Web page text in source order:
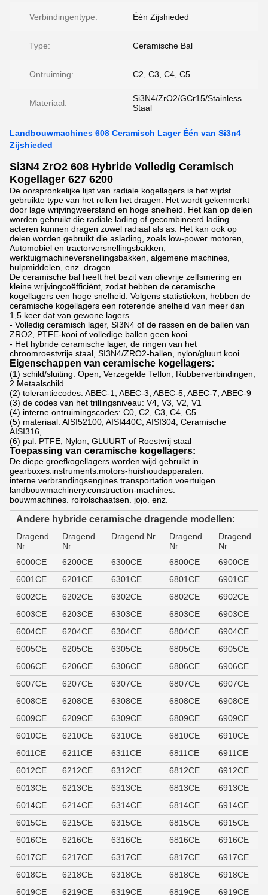
Verbindingentype: Één Zijshieded
Type: Ceramische Bal
Ontruiming: C2, C3, C4, C5
Materiaal:
Si3N4/ZrO2/GCr15/Stainless
Staal
Landbouwmachines 608 Ceramisch Lager Één van Si3n4
Zijshieded
Si3N4 ZrO2 608 Hybride Volledig Ceramisch
Kogellager 627 6200
De oorspronkelijke lijst van radiale kogellagers is het wijdst
gebruikte type van het rollen het dragen. Het wordt gekenmerkt
door lage wrijvingweerstand en hoge snelheid. Het kan op delen
worden gebruikt die radiale lading of gecombineerd lading
acteren kunnen dragen zowel radiaal als as. Het kan ook op
delen worden gebruikt die aslading, zoals low-power motoren,
Automobiel en tractorversnellingsbakken,
werktuigmachineversnellingsbakken, algemene machines,
hulpmiddelen, enz. dragen.
De ceramische bal heeft het bezit van olievrije zelfsmering en
kleine wrijvingcoëfficiënt, zodat hebben de ceramische
kogellagers een hoge snelheid. Volgens statistieken, hebben de
ceramische kogellagers een roterende snelheid van meer dan
1,5 keer dat van gewone lagers.
- Volledig ceramisch lager, SI3N4 of de rassen en de ballen van
ZRO2, PTFE-kooi of volledige ballen geen kooi.
- Het hybride ceramische lager, de ringen van het
chroomroestvrije staal, SI3N4/ZRO2-ballen, nylon/gluurt kooi.
Eigenschappen van ceramische kogellagers:
(1) schild/sluiting: Open, Verzegelde Teflon, Rubberverbindingen,
2 Metaalschild
(2) tolerantiecodes: ABEC-1, ABEC-3, ABEC-5, ABEC-7, ABEC-9
(3) de codes van het trillingsniveau: V4, V3, V2, V1
(4) interne ontruimingscodes: C0, C2, C3, C4, C5
(5) materiaal: AISI52100, AISI440C, AISI304, Ceramische
AISI316,
(6) pal: PTFE, Nylon, GLUURT of Roestvrij staal
Toepassing van ceramische kogellagers:
De diepe groefkogellagers worden wijd gebruikt in
gearboxes.instruments.motors-huishoudapparaten.
interne verbrandingsengines.transportation voertuigen.
landbouwmachinery.construction-machines.
bouwmachines. rolrolschaatsen. jojo. enz.
Andere hybride ceramische dragende modellen:
Dragend
Nr
Dragend
Nr
Dragend Nr
Dragend
Nr
Dragend
Nr
6000CE
6200CE 6300CE 6800CE
6900CE
6001CE
6201CE 6301CE 6801CE
6901CE
6002CE
6202CE 6302CE 6802CE
6902CE
6003CE
6203CE 6303CE 6803CE
6903CE
6004CE
6204CE 6304CE 6804CE
6904CE
6005CE
6205CE 6305CE 6805CE
6905CE
6006CE
6206CE 6306CE 6806CE
6906CE
6007CE
6207CE 6307CE 6807CE
6907CE
6008CE
6208CE 6308CE 6808CE
6908CE
6009CE
6209CE 6309CE 6809CE
6909CE
6010CE
6210CE 6310CE 6810CE
6910CE
6011CE
6211CE 6311CE 6811CE
6911CE
6012CE
6212CE 6312CE 6812CE
6912CE
6013CE
6213CE 6313CE 6813CE
6913CE
6014CE
6214CE 6314CE 6814CE
6914CE
6015CE
6215CE 6315CE 6815CE
6915CE
6016CE
6216CE 6316CE 6816CE
6916CE
6017CE
6217CE 6317CE 6817CE
6917CE
6018CE
6218CE 6318CE 6818CE
6918CE
6019CE
6219CE 6319CE 6819CE 6919CE